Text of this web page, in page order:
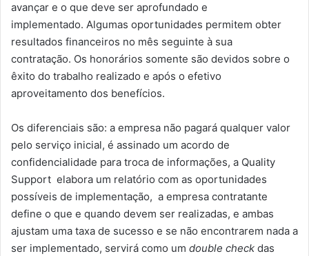
avançar e o que deve ser aprofundado e
implementado. Algumas oportunidades permitem obter
resultados financeiros no mês seguinte à sua
contratação. Os honorários somente são devidos sobre o
êxito do trabalho realizado e após o efetivo
aproveitamento dos benefícios.
Os diferenciais são: a empresa não pagará qualquer valor
pelo serviço inicial, é assinado um acordo de
confidencialidade para troca de informações, a Quality
Support elabora um relatório com as oportunidades
possíveis de implementação, a empresa contratante
define o que e quando devem ser realizadas, e ambas
ajustam uma taxa de sucesso e se não encontrarem nada a
ser implementado, servirá como um double check das